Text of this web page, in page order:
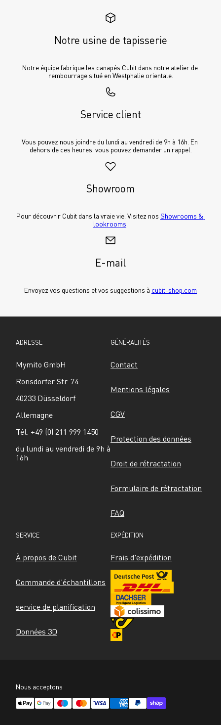
Notre usine de tapisserie
Notre équipe fabrique les canapés Cubit dans notre atelier de
rembourrage situé en Westphalie orientale.
Service client
Vous pouvez nous joindre du lundi au vendredi de 9h à 16h. En
dehors de ces heures, vous pouvez demander un rappel.
Showroom
Pour découvrir Cubit dans la vraie vie. Visitez nos Showrooms &
lookrooms
E-mail
Envoyez vos questions et vos suggestions à cubit-shop.com
ADRESSE
Mymito GmbH
Ronsdorfer Str. 74
40233 Düsseldorf
Allemagne
Tél. +49 (0) 211 999 1450
du lundi au vendredi de 9h à
16h
GÉNÉRALITÉS
Contact
Mentions légales
CGV
Protection des données
Droit de rétractation
Formulaire de rétractation
FAQ
SERVICE
À propos de Cubit
Commande d'échantillons
service de planification
Données 3D
EXPÉDITION
Frais d'expédition
Nous acceptons